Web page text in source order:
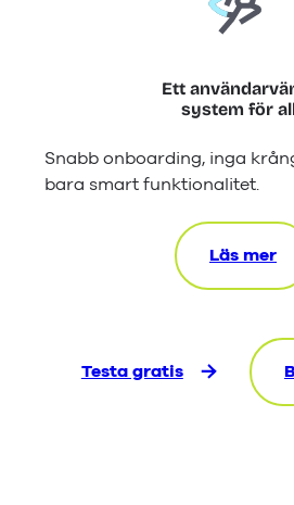
Ett
system för
Snabb onboarding, inga
bara smart funktionalitet.
Läs mer
Testa gratis